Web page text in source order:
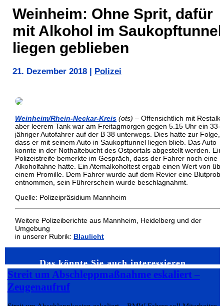
Weinheim: Ohne Sprit, dafür
mit Alkohol im Saukopftunnel
liegen geblieben
21. Dezember 2018 Polizei
Weinheim/Rhein-Neckar-Kreis (ots) – Offensichtlich mit
aber leerem Tank war am Freitagmorgen gegen 5.15 Uhr ein 33-
jähriger Autofahrer auf der B 38 unterwegs. Dies hatte zur Folge,
dass er mit seinem Auto in Saukopftunnel liegen blieb. Das Auto
konnte in der Nothaltebucht des Ostportals abgestellt werden.
Polizeistreife bemerkte im Gespräch, dass der Fahrer noch eine
Alkoholfahne hatte. Ein Atemalkoholtest ergab einen Wert von
einem Promille. Dem Fahrer wurde auf dem Revier eine Blutprobe
entnommen, sein Führerschein wurde beschlagnahmt.
Quelle: Polizeipräsidium Mannheim
Weitere Polizeiberichte aus Mannheim, Heidelberg und der
Umgebung
in unserer Rubrik: Blaulicht
Das könnte Sie auch interessieren…
Streit um Abschleppmaßnahme eskaliert –
Zeugenaufruf